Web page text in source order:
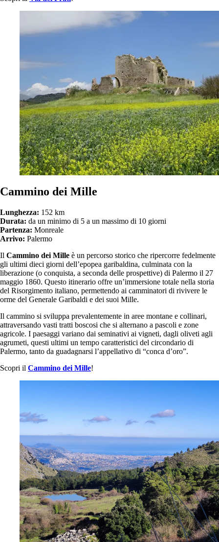
Cammino dei Mille
Lunghezza: 152 km
Durata: da un minimo di 5 a un massimo di 10 giorni
Partenza: Monreale
Arrivo: Palermo
Il Cammino dei Mille è un percorso storico che ripercorre fedelmente
gli ultimi dieci giorni dell’epopea garibaldina, culminata con la
liberazione (o conquista, a seconda delle prospettive) di Palermo il 27
maggio 1860. Questo itinerario offre un’immersione totale nella storia
del Risorgimento italiano, permettendo ai camminatori di rivivere le
orme del Generale Garibaldi e dei suoi Mille.
Il cammino si sviluppa prevalentemente in aree montane e collinari,
attraversando vasti tratti boscosi che si alternano a pascoli e zone
agricole. I paesaggi variano dai seminativi ai vigneti, dagli oliveti agli
agrumeti, questi ultimi un tempo caratteristici del circondario di
Palermo, tanto da guadagnarsi l’appellativo di “conca d’oro”.
Scopri il Cammino dei Mille!